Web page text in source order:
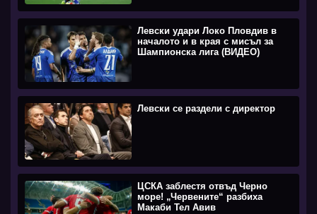
Левски удари Локо Пловдив в
началото и в края с мисъл за
Шампионска лига (ВИДЕО)
Левски се раздели с директор
ЦСКА заблестя отвъд Черно
море! „Червените“ разбиха
Макаби Тел Авив